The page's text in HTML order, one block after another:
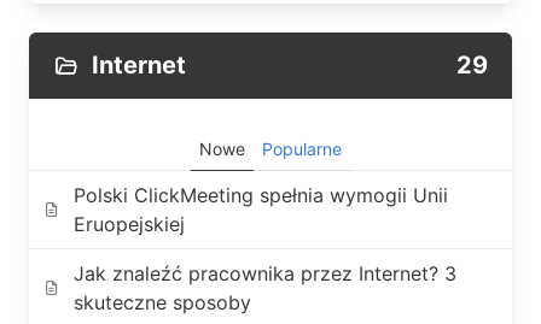
Internet 29
Nowe Popularne
Polski ClickMeeting spełnia wymogii Unii
Eruopejskiej
Jak znaleźć pracownika przez Internet? 3
skuteczne sposoby